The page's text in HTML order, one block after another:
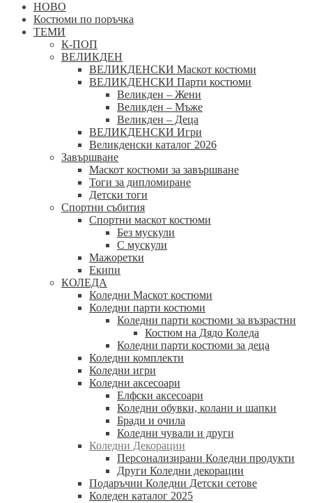
НОВО
Костюми по поръчка
ТЕМИ
К-ПОП
ВЕЛИКДЕН
ВЕЛИКДЕНСКИ Маскот костюми
ВЕЛИКДЕНСКИ Парти костюми
Великден – Жени
Великден – Мъже
Великден – Деца
ВЕЛИКДЕНСКИ Игри
Великденски каталог 2026
Завършване
Маскот костюми за завършване
Тоги за дипломиране
Детски тоги
Спортни събития
Спортни маскот костюми
Без мускули
С мускули
Мажоретки
Екипи
КОЛЕДА
Коледни Маскот костюми
Коледни парти костюми
Коледни парти костюми за възрастни
Костюм на Дядо Коледа
Коледни парти костюми за деца
Коледни комплекти
Коледни игри
Коледни аксесоари
Елфски аксесоари
Коледни обувки, колани и шапки
Бради и очила
Коледни чували и други
Коледни Декорации
Персонализирани Коледни продукти
Други Коледни декорации
Подаръчни Коледни Детски сетове
Коледен каталог 2025